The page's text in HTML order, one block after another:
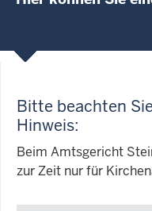
Bitte beachten
Hinweis:
Beim Amtsgericht
zur Zeit nur für